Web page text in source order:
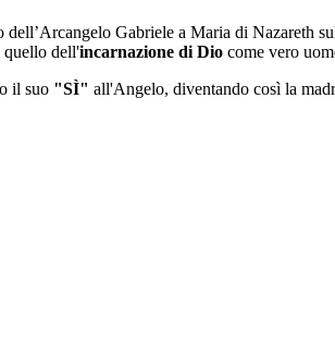
dell’Arcangelo Gabriele a Maria di Nazareth
quello dell'incarnazione di Dio come vero
il suo "SÌ" all'Angelo, diventando così la